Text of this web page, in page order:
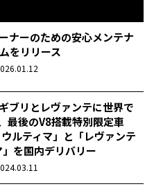
ナーのための安心メンテナ
をリリース
ブリとレヴァンテに世界で
最後のV8搭載特別限定車
ウルティマ」と「レヴァンテ
を国内デリバリー